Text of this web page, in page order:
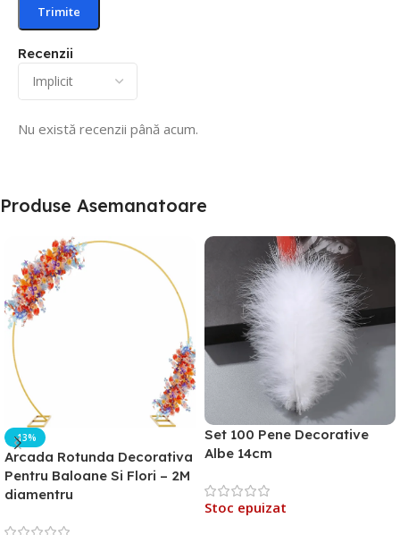
Recenzii
Nu există recenzii până acum.
Produse Asemanatoare
-13%
Arcada Rotunda Decorativa
Pentru Baloane Si Flori – 2M
diamentru
Set 100 Pene Decorative
Albe 14cm
Stoc epuizat